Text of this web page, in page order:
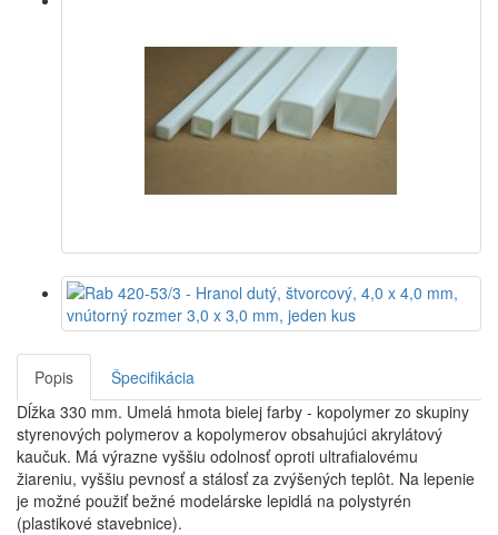
Popis
Špecifikácia
Dĺžka 330 mm. Umelá hmota bielej farby - kopolymer zo skupiny
styrenových polymerov a kopolymerov obsahujúci akrylátový
kaučuk. Má výrazne vyššiu odolnosť oproti ultrafialovému
žiareniu, vyššiu pevnosť a stálosť za zvýšených teplôt. Na lepenie
je možné použiť bežné modelárske lepidlá na polystyrén
(plastikové stavebnice).